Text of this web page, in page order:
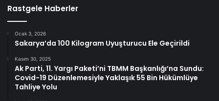
Rastgele Haberler
Ocak 3, 2026
Sakarya’da 100 Kilogram Uyuşturucu Ele Geçirildi
Kasım 30, 2025
Ak Parti, 11. Yargı Paketi’ni TBMM Başkanlığı’na Sundu:
Covid-19 Düzenlemesiyle Yaklaşık 55 Bin Hükümlüye
Tahliye Yolu